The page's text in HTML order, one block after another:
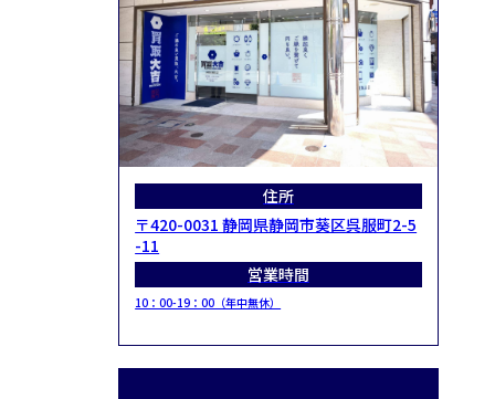
住所
〒420-0031 静岡県静岡市葵区呉服町2-5
-11
営業時間
10：00-19：00（年中無休）